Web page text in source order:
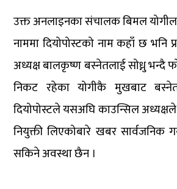
उक्त अनलाइनका संचालक बिमल
नाममा दियोपोस्टको नाम कहाँ छ भनि
अध्यक्ष बालकृष्ण बस्नेतलाई सोध्नु भन्दै
निकट रहेका योगीकै मुखबाट
दियोपोस्टले यसअघि काउन्सिल
नियुक्ती लिएकोबारे खबर सार्वजनिक
सकिने अवस्था छैन ।